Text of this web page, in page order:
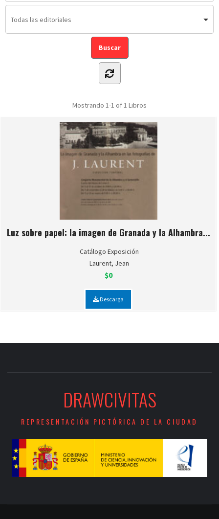
Mostrando 1-1 of 1 Libros
Luz sobre papel: la imagen de Granada y la Alhambra...
Catálogo Exposición
Laurent, Jean
$0
Descarga
DRAWCIVITAS
REPRESENTACIÓN PICTÓRICA DE LA CIUDAD